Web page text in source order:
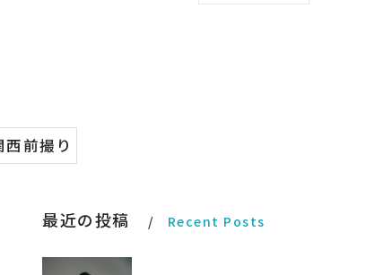
西前撮り
最近の投稿 Recent Posts